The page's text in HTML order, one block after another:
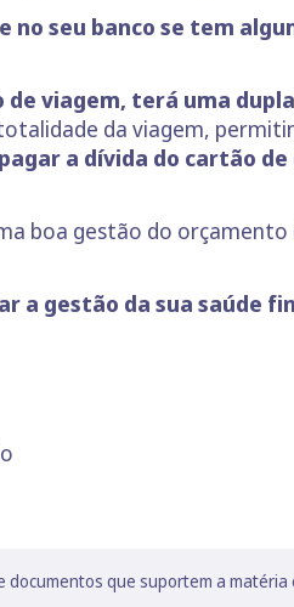
no seu banco se tem
viagem, terá uma
da viagem,
a dívida do cartão
boa gestão do orçamento
a gestão da sua saúde
que suportem a matéria